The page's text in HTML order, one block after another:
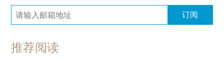
订阅
推荐阅读